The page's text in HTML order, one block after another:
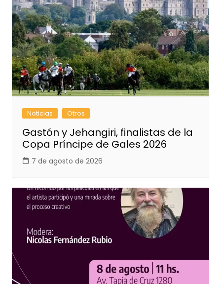
Noticias Otros
Gastón y Jehangiri, finalistas de la
Copa Príncipe de Gales 2026
7 de agosto de 2026